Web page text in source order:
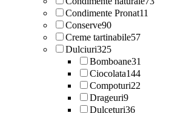
Condimente Pronat11
Conserve90
Creme tartinabile57
Dulciuri325
Bomboane31
Ciocolata144
Compoturi22
Drageuri9
Dulceturi36